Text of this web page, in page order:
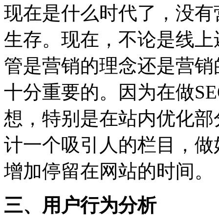
现在是什么时代了，没
生存。现在，不论是线
管是营销的理念还是营
十分重要的。因为在做
想，特别是在站内优化
计一个吸引人的栏目，
增加停留在网站的时间。
三、用户行为分析